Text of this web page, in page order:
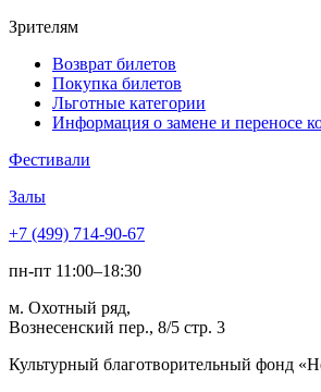
Зрителям
Возврат билетов
Покупка билетов
Льготные категории
Информация о замене и переносе
Фестивали
Залы
+7 (499) 714-90-67
пн-пт 11:00–18:30
м. Охотный ряд,
Вознесенский пер., 8/5 стр. 3
Культурный благотворительный фонд